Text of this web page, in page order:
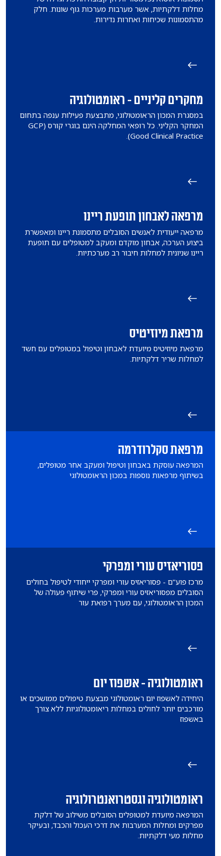
מחלות דלקתיות, אשר מערבות מערכות גוף שונות. חלק
מהתסמונות שכיחות ואחרות נדירות.
מחקרים קליניים - ראומטולוגיה
​במסגרת המכון הראומטולוגי, מתבצעת פעילות ענפה בתחום
המחקר הקליני. כל רופאי המחלקה הינם בוגרי קורס (GCP
(Good Clinical Practice.
מרפאה לאבחון תופעת ריינו
מרפאה ייעודית לאנשים הסובלים מתסמונת ריינו ומאפשרת
ביצוע הערכה, אבחון מוקדם ומעקב למטופלים עם תופעת
ריינו שניונית למחלות חיבור רב מערכתיות.
מרפאת מיוזיטיס
מרפאת מיוזיטיס מיועדת לאבחון וטיפול במטופלים עם חשד
למחלות שריר דלקתיות.
מרפאת סקלרודרמה
המרפאה עוסקת באבחון וטיפול ומעקב אחר מטופלים,
בשיתוף מרפאות נוספות במכון הראומטולוגי
פסוריאזיס עורי ומפרקי
מרכז פוע"ם - פסוריאזיס עורי ומפרקי ייחודי לטיפול בחולים
הסובלים מפסוריאזיס עורי ומפרקי, פרי שיתוף פעולה של
המכון הראומטולוגי, עם מערך רפואת עור
ראומטולוגיה - אשפוז יום
היחידה לאשפוז יום ראומטולוגי מבצעת טיפולים ממושכים או
מורכבים יותר לחולים במחלות ריאומטולוגיות ללא צורך
באשפוז
ראומטולוגיה וגסטרואנטרולוגיה
המרפאה מיועדת למטופלים הסובלים משילוב של דלקת
מפרקים ומחלות המערבות את דרכי העכול והכבד, ובעיקר
מחלות מעי דלקתיות.